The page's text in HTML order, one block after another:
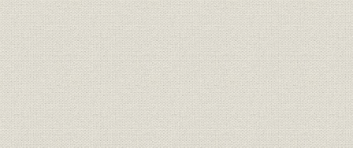
第3節 外国企業との技術提携の拡大
第4節 自社製品の開発状況
第5節 準戦時体制下の社内動向
第6節 日中戦争勃発と戦時体制
第7節 日中戦争下における社内動向